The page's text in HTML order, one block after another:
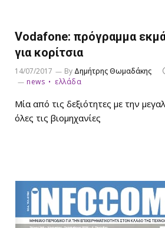
Vodafone: πρόγραμμα
για κορίτσια
14/07/2017 By Δημήτρης Θωμαδάκης
news
ελλάδα
Μία από τις δεξιότητες με την
όλες τις βιομηχανίες